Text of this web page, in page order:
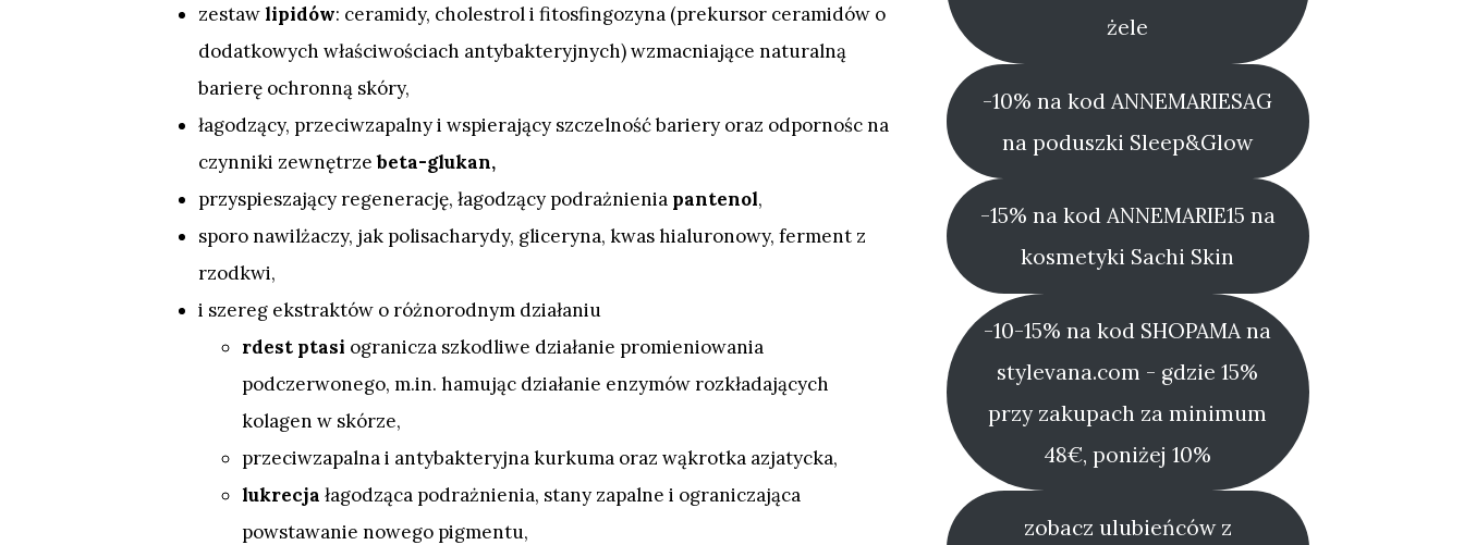
zestawlipidów: ceramidy, cholestrol i fitosfingozyna (prekursor ceramidów o
dodatkowych właściwościach antybakteryjnych) wzmacniające naturalną
barierę ochronną skóry,
łagodzący, przeciwzapalny i wspierający szczelność bariery oraz odpornośc na
czynniki zewnętrzebeta-glukan,
przyspieszający regenerację, łagodzący podrażnienia pantenol,
sporo nawilżaczy, jak polisacharydy, gliceryna, kwas hialuronowy, ferment z
rzodkwi,
i szereg ekstraktów o różnorodnym działaniu
rdest ptasi ogranicza szkodliwe działanie promieniowania
podczerwonego, m.in. hamując działanie enzymów rozkładających
kolagen w skórze,
przeciwzapalna i antybakteryjna kurkuma oraz wąkrotka azjatycka,
lukrecja łagodząca podrażnienia, stany zapalne i ograniczająca
powstawanie nowego pigmentu,
żele
-10% na kod ANNEMARIESAG
na poduszki Sleep&Glow
-15% na kod ANNEMARIE15 na
kosmetyki Sachi Skin
-10-15% na kod SHOPAMA na
stylevana.com - gdzie 15%
przy zakupach za minimum
48€, poniżej 10%
zobacz ulubieńców z